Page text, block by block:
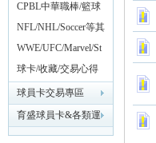
員
18禁AV專區
CPBL中華職棒/籃球
球卡專區
NFL/NHL/Soccer等其
他各類運動球員卡專
區
WWE/UFC/Marvel/St
arWars動漫影視卡專
區
球卡/收藏/交易心得
分享區
球員卡交易專區
育盛球員卡&各類運
動討論區